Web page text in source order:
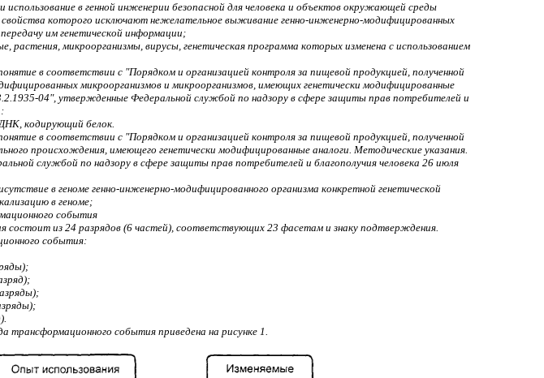
использование в генной инженерии безопасной для человека и объектов окружающей среды
которого исключают нежелательное выживание генно-инженерно-модифицированных
им генетической информации;
растения, микроорганизмы, вирусы, генетическая программа которых изменена с использованием
в соответствии с "Порядком и организацией контроля за пищевой продукцией, полученной
микроорганизмов и микроорганизмов, имеющих генетически модифицированные
04", утвержденные Федеральной службой по надзору в сфере защиты прав потребителей и
кодирующий белок.
в соответствии с "Порядком и организацией контроля за пищевой продукцией, полученной
происхождения, имеющего генетически модифицированные аналоги. Методические указания.
службой по надзору в сфере защиты прав потребителей и благополучия человека 26 июля
в геноме генно-инженерно-модифицированного организма конкретной генетической
в геноме;
события
состоит из 24 разрядов (6 частей), соответствующих 23 фасетам и знаку подтверждения.
события:
трансформационного события приведена на рисунке 1.